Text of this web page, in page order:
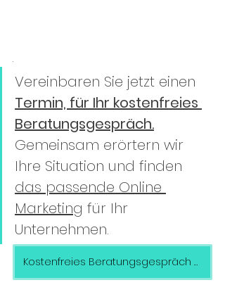
.
Vereinbaren Sie jetzt einen
Termin, für Ihr kostenfreies
Beratungsgespräch.
Gemeinsam erörtern wir
Ihre Situation und finden
das passende Online
Marketing für Ihr
Unternehmen.
Kostenfreies Beratungsgespräch buchen >>